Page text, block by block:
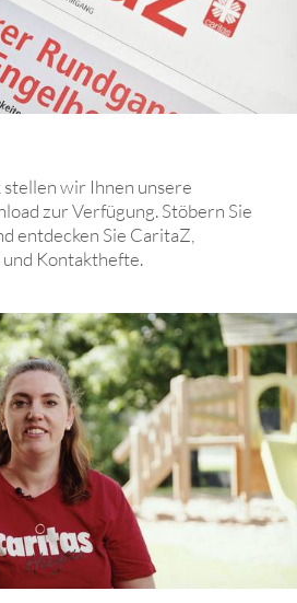
wir Ihnen unsere
zur Verfügung. Stöbern Sie
entdecken Sie CaritaZ,
Kontakthefte.